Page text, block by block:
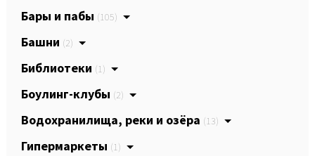
Бары и пабы (105)
Башни (2)
Библиотеки (1)
Боулинг-клубы (2)
Водохранилища, реки и озёра (13)
Гипермаркеты (1)